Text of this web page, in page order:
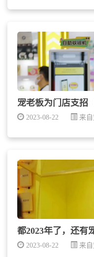
2023-08-22 来
都2023年了，还有
2023-08-22 来